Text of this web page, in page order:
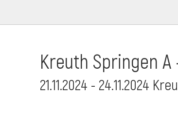
Kreuth Springen A
21.11.2024 - 24.11.2024